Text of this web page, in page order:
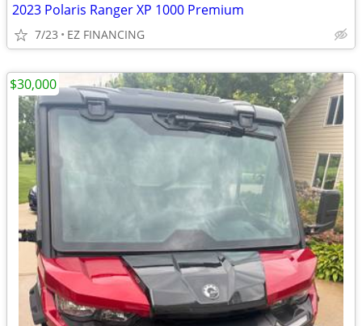
2023 Polaris Ranger XP 1000 Premium
7/23 EZ FINANCING
$30,000